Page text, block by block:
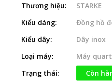
Thương hiệu:
STARKE
Kiểu dáng:
Đồng hồ
Kiểu dây:
Dây inox
Loại máy:
Máy
Trạng thái:
Còn